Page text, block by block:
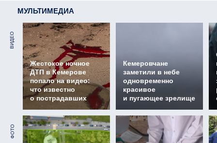
МУЛЬТИМЕДИА
ВИДЕО
Жестокое ночное
ДТП в Кемерове
попало на видео:
что известно
о пострадавших
Кемеровчане
заметили в небе
одновременно
красивое
и пугающее зрелище
ФОТО